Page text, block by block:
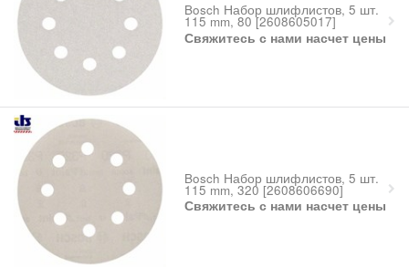
Bosch Набор шлифлистов, 5 шт.
115 mm, 80 [2608605017]
Свяжитесь с нами насчет цены
Bosch Набор шлифлистов, 5 шт.
115 mm, 320 [2608606690]
Свяжитесь с нами насчет цены